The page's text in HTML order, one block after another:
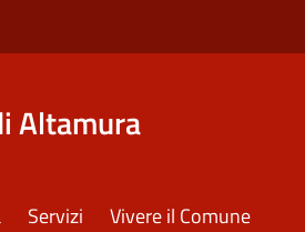
Altamura
Servizi Vivere il Comune